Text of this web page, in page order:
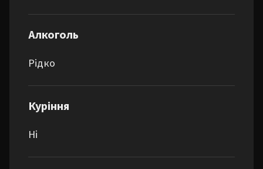
Алкоголь
Рідко
Куріння
Ні